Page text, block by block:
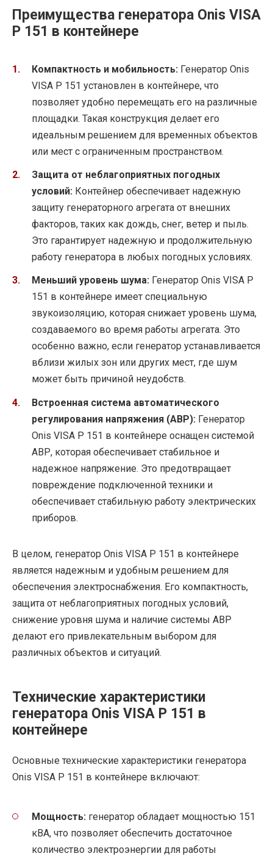
Преимущества генератора Onis VISA
P 151 в контейнере
Компактность и мобильность: Генератор Onis
VISA P 151 установлен в контейнере, что
позволяет удобно перемещать его на различные
площадки. Такая конструкция делает его
идеальным решением для временных объектов
или мест с ограниченным пространством.
Защита от неблагоприятных погодных
условий: Контейнер обеспечивает надежную
защиту генераторного агрегата от внешних
факторов, таких как дождь, снег, ветер и пыль.
Это гарантирует надежную и продолжительную
работу генератора в любых погодных условиях.
Меньший уровень шума: Генератор Onis VISA P
151 в контейнере имеет специальную
звукоизоляцию, которая снижает уровень шума,
создаваемого во время работы агрегата. Это
особенно важно, если генератор устанавливается
вблизи жилых зон или других мест, где шум
может быть причиной неудобств.
Встроенная система автоматического
регулирования напряжения (АВР): Генератор
Onis VISA P 151 в контейнере оснащен системой
АВР, которая обеспечивает стабильное и
надежное напряжение. Это предотвращает
повреждение подключенной техники и
обеспечивает стабильную работу электрических
приборов.
В целом, генератор Onis VISA P 151 в контейнере
является надежным и удобным решением для
обеспечения электроснабжения. Его компактность,
защита от неблагоприятных погодных условий,
снижение уровня шума и наличие системы АВР
делают его привлекательным выбором для
различных объектов и ситуаций.
Технические характеристики
генератора Onis VISA P 151 в
контейнере
Основные технические характеристики генератора
Onis VISA P 151 в контейнере включают:
Мощность: генератор обладает мощностью 151
кВА, что позволяет обеспечить достаточное
количество электроэнергии для работы